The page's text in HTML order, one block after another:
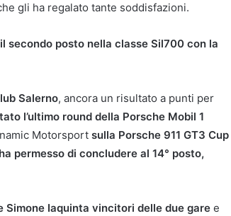
gli ha regalato tante soddisfazioni.
posto nella classe Sil700 con la
Salerno, ancora un risultato a punti per
l’ultimo round della Porsche Mobil 1
Motorsport sulla Porsche 911 GT3 Cup
permesso di concludere al 14° posto,
Simone Iaquinta vincitori delle due gare e